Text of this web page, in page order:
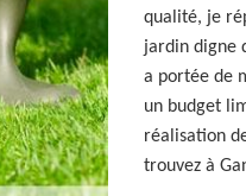
qualité, je
jardin digne
a portée de
un budget
réalisation
trouvez à